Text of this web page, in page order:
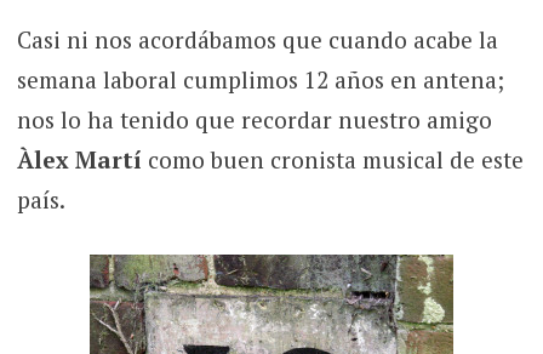
Casi ni nos acordábamos que cuando acabe la
semana laboral cumplimos 12 años en antena;
nos lo ha tenido que recordar nuestro amigo
Àlex Martí como buen cronista musical de este
país.